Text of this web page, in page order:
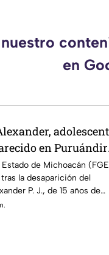
en
en
Alerta Amber
Estado de Michoacán
la desaparición del
P. J., de 15 años de
última vez el pasado 1 de